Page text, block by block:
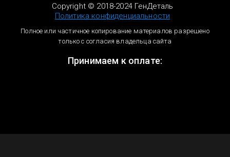
Copyright © 2018-2024 ГенДеталь
Политика конфиденциальности
Полное или частичное копирование материалов разрешено
только с согласия владельца сайта
Принимаем к оплате: